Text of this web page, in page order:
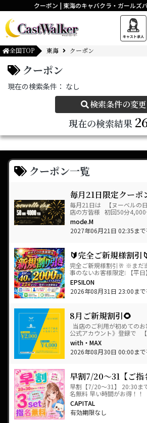
クーポン | 東海のキャバクラ・ガールズ
全国TOP 東海 クーポン
クーポン
現在の検索条件： なし
検索条件の変更
現在の検索結果
クーポン一覧
毎月21日限定クーポ
毎月21日は 【ヌーベルの
店の方皆様 初回50分
mode.M
2027年06月21日 02:35ま
🔰完全ご新規様割引
完全ご新規様割引🥂 ※まだ
事のないお客様限定❕ 【平
ートで 初回 1SET 40分&…
EPSILON
2026年08月31日 23:00ま
8月ご新規割引🌻
当店のご利用が初めてのお
公式アカウント》登録で
1SET&n…
with・MAX
2026年08月30日 00:00ま
早割7/20～31【ご指
早割【7/20～31】 20:30ま
名無料 早い時間がお得！！
CAPITAL
有効期限なし